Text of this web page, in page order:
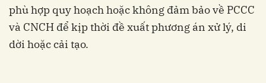
phù hợp quy hoạch hoặc không đảm bảo về PCCC
và CNCH để kịp thời đề xuất phương án xử lý, di
dời hoặc cải tạo.